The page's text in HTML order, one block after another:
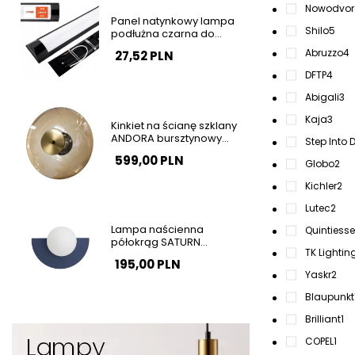
Panel natynkowy lampa
podłużna czarna do
barwa neutralna SLP2934
27,52 PLN
Kinkiet na ścianę szklany
ANDORA bursztynowy
do sypialni okrągły
599,00 PLN
Lampa naścienna
półokrąg SATURN
1xG9 do salonu kula 12601
195,00 PLN
Shilo5
Abruzzo4
DFTP4
Abigali3
Kaja3
Step Into
Globo2
Kichler2
Lutec2
Quintiesse
TK
Yaskr2
Blaupunkt
Brilliant1
COPEL1